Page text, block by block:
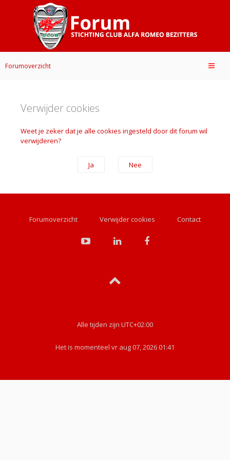
Forumoverzicht
Verwijder cookies
Weet je zeker dat je alle cookies ingesteld door dit forum wil
verwijderen?
Forumoverzicht Verwijder cookies Contact
Alle tijden zijn UTC+02:00
Het is momenteel vr aug 07, 2026 01:41